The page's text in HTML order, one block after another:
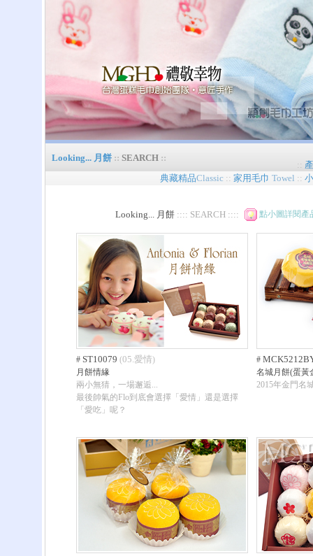
Looking... 月餅 :: SEARCH ::
::
典藏精品Classic :: 家用毛巾 Towel ::
Looking... 月餅 :::: SEARCH :::: 點小圖詳閱產
#ST10079 (05.愛情)
月餅情緣
兩小無猜，一場邂逅...
最後帥氣的Flo到底會選擇「愛情」還是選擇
「愛吃」呢？
#
名城月餅(蛋黃
2015年金門名